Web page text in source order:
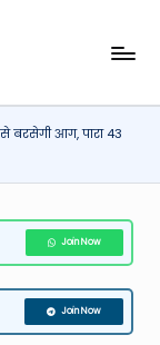
आग, पारा 43
Join Now
Join Now